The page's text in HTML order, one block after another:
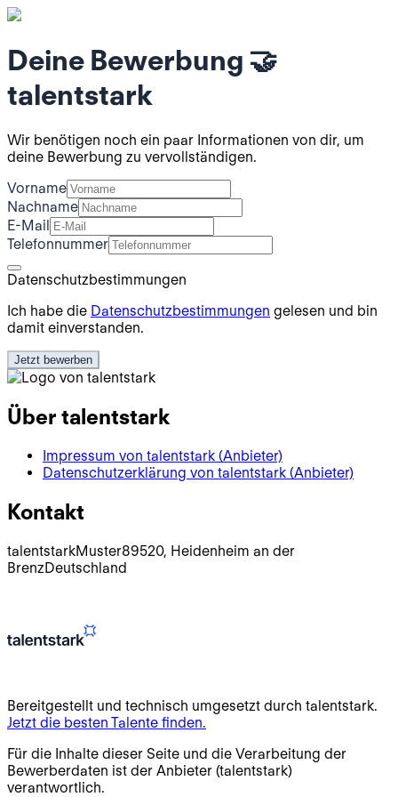
Deine Bewerbung 🤝
talentstark
Wir benötigen noch ein paar Informationen von dir, um
deine Bewerbung zu vervollständigen.
Vorname
Nachname
E-Mail
Telefonnummer
Datenschutzbestimmungen
Ich habe die Datenschutzbestimmungen gelesen und bin
damit einverstanden.
Jetzt bewerben
Über talentstark
Impressum von talentstark (Anbieter)
Datenschutzerklärung von talentstark (Anbieter)
Kontakt
talentstarkMuster89520, Heidenheim an der
BrenzDeutschland
Bereitgestellt und technisch umgesetzt durch talentstark.
Jetzt die besten Talente finden.
Für die Inhalte dieser Seite und die Verarbeitung der
Bewerberdaten ist der Anbieter (talentstark)
verantwortlich.